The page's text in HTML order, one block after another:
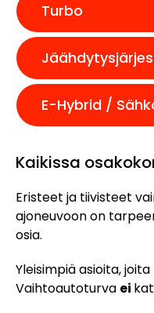
Turbo
E-Hybrid /
Kaikissa
Eristeet ja tiivisteet
ajoneuvoon on
osia.
Yleisimpiä asioita,
Vaihtoautoturva ei